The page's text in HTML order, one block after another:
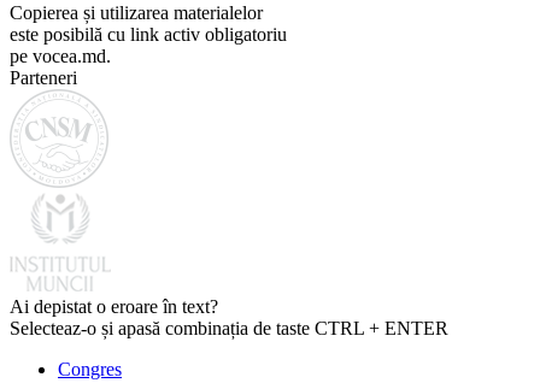
Copierea și utilizarea materialelor
este posibilă cu link activ obligatoriu
pe vocea.md.
Parteneri
Ai depistat o eroare în text?
Selecteaz-o și apasă combinația de taste CTRL + ENTER
Congres